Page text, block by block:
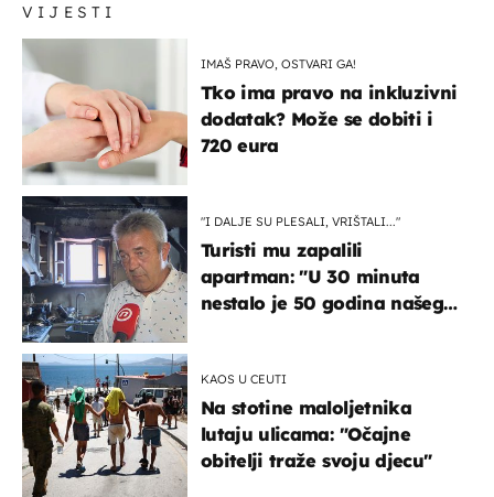
VIJESTI
IMAŠ PRAVO, OSTVARI GA!
Tko ima pravo na inkluzivni
dodatak? Može se dobiti i
720 eura
"I DALJE SU PLESALI, VRIŠTALI..."
Turisti mu zapalili
apartman: "U 30 minuta
nestalo je 50 godina našeg
KAOS U CEUTI
Na stotine maloljetnika
lutaju ulicama: "Očajne
obitelji traže svoju djecu"